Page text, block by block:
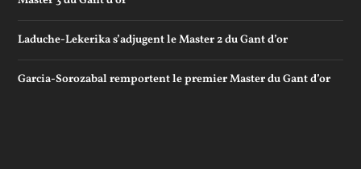
Laduche-Lekerika s’adjugent le Master 2 du Gant d’or
Garcia-Sorozabal remportent le premier Master du Gant d’or